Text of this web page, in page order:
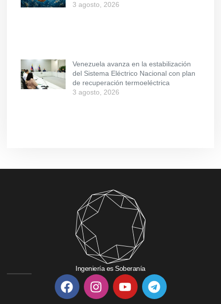
3 agosto, 2026
Venezuela avanza en la estabilización
del Sistema Eléctrico Nacional con plan
de recuperación termoeléctrica
3 agosto, 2026
Ingeniería es Soberanía